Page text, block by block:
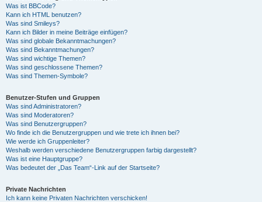
Was ist BBCode?
Kann ich HTML benutzen?
Was sind Smileys?
Kann ich Bilder in meine Beiträge einfügen?
Was sind globale Bekanntmachungen?
Was sind Bekanntmachungen?
Was sind wichtige Themen?
Was sind geschlossene Themen?
Was sind Themen-Symbole?
Benutzer-Stufen und Gruppen
Was sind Administratoren?
Was sind Moderatoren?
Was sind Benutzergruppen?
Wo finde ich die Benutzergruppen und wie trete ich ihnen bei?
Wie werde ich Gruppenleiter?
Weshalb werden verschiedene Benutzergruppen farbig dargestellt?
Was ist eine Hauptgruppe?
Was bedeutet der „Das Team“-Link auf der Startseite?
Private Nachrichten
Ich kann keine Privaten Nachrichten verschicken!